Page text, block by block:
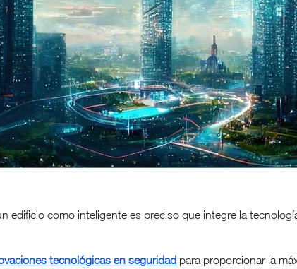
edificio como inteligente es preciso que integre la
tecnológicas en seguridad para proporcionar la